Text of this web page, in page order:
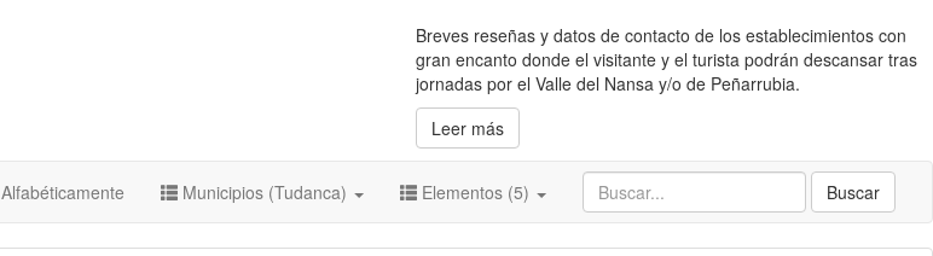
Breves reseñas y datos de contacto de los establecimientos con
gran encanto donde el visitante y el turista podrán descansar tras
jornadas por el Valle del Nansa y/o de Peñarrubia.
Leer más
Buscar
Alfabéticamente Municipios (Tudanca) Elementos (5)